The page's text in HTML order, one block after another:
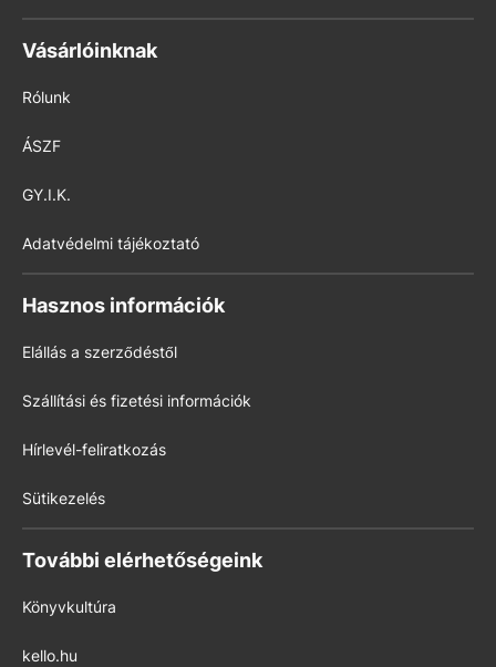
Vásárlóinknak
Rólunk
ÁSZF
GY.I.K.
Adatvédelmi tájékoztató
Hasznos információk
Elállás a szerződéstől
Szállítási és fizetési információk
Hírlevél-feliratkozás
Sütikezelés
További elérhetőségeink
Könyvkultúra
kello.hu